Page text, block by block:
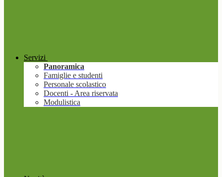
Servizi
Panoramica
Famiglie e studenti
Personale scolastico
Docenti - Area riservata
Modulistica